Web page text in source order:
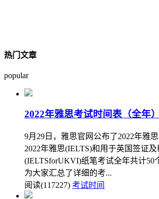
热门文章
popular
2022年雅思考试时间表（全年）
9月29日，雅思官网公布了2022年雅思
2022年雅思(IELTS)和用于英国签证
(IELTSforUKVI)纸笔考试全年共计50
为大家汇总了详细的考...
阅读(117227) 考试时间